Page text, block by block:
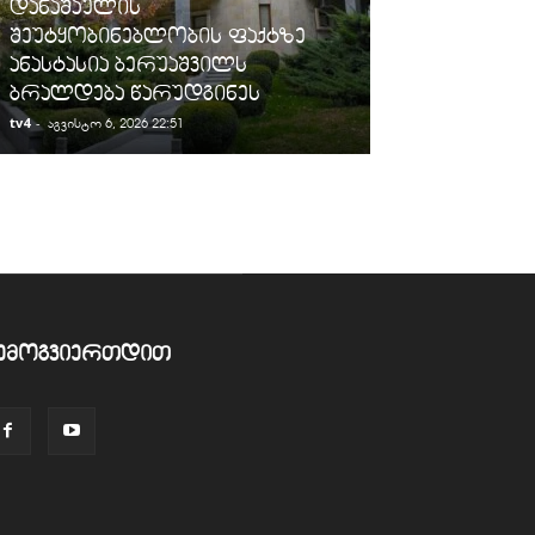
დანაშაულის
შეუტყობინებლობის ფაქტზე
ანასტასია ბერუაშვილს
ბრალდება წარუდგინეს
tv4 - აგვისტო 6, 2026 22:51